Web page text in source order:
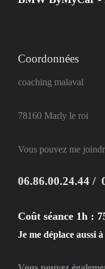
Coordonnées
coaching malaval
78160 Marly le roi
Vous pouvez me
06.86.00.24.44 /
Coût séance 1h :
Je me déplace aussi